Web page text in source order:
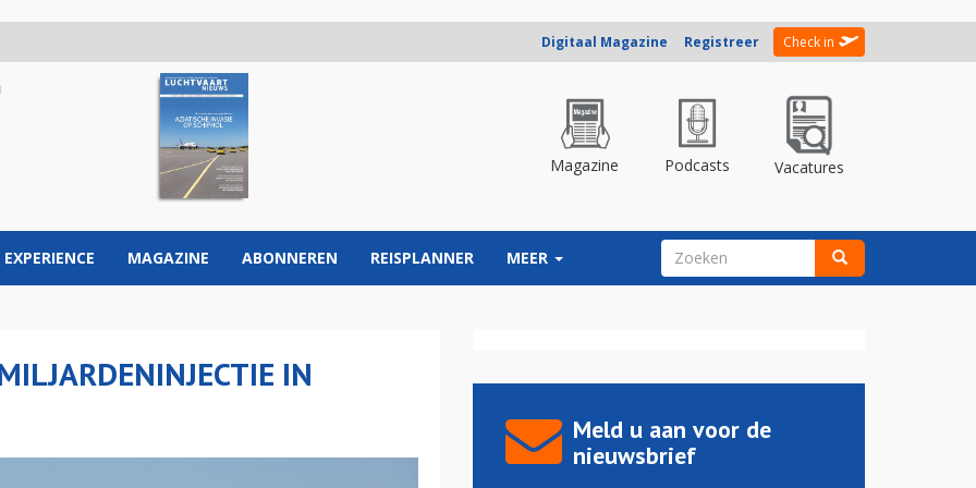
Digitaal Magazine Registreer Check in
Magazine Podcasts Vacatures
EXPERIENCE MAGAZINE ABONNEREN REISPLANNER MEER ZOEKVELD
IN
Meld u aan voor de
nieuwsbrief